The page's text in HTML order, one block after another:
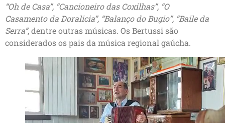
“Oh de Casa”, “Cancioneiro das Coxilhas”, “O
Casamento da Doralicia”, “Balanço do Bugio”, “Baile da
Serra”, dentre outras músicas. Os Bertussi são
considerados os pais da música regional gaúcha.